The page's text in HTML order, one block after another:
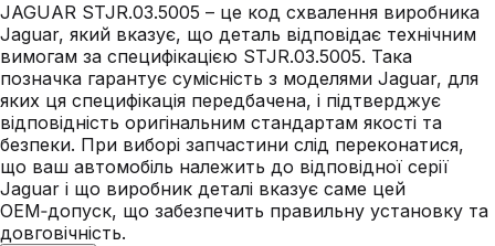
JAGUAR STJR.03.5005 – це код схвалення виробника
Jaguar, який вказує, що деталь відповідає технічним
вимогам за специфікацією STJR.03.5005. Така
позначка гарантує сумісність з моделями Jaguar, для
яких ця специфікація передбачена, і підтверджує
відповідність оригінальним стандартам якості та
безпеки. При виборі запчастини слід переконатися,
що ваш автомобіль належить до відповідної серії
Jaguar і що виробник деталі вказує саме цей
OEM‑допуск, що забезпечить правильну установку та
довговічність.